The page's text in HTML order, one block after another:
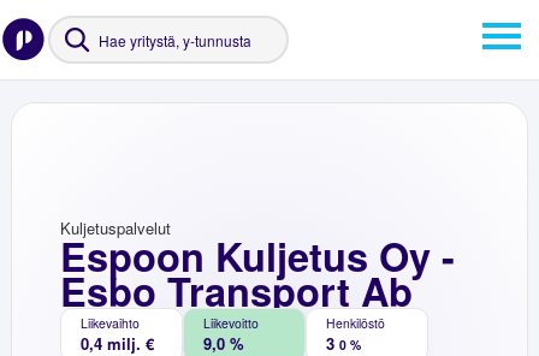
Espoon Kuljetus Oy -
Esbo Transport Ab
Kuljetuspalvelut
Liikevaihto
0,4 milj. €
Liikevoitto
9,0 %
Henkilöstö
3 0 %